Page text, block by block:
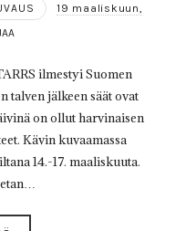
19 maaliskuun,
ilmestyi Suomen
talven jälkeen säät ovat
on ollut harvinaisen
Kävin kuvaamassa
14.-17. maaliskuuta.